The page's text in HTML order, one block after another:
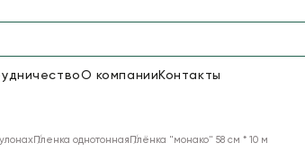
О компании Контакты
Пленка однотонная Плёнка "монако" 58 см * 10 м